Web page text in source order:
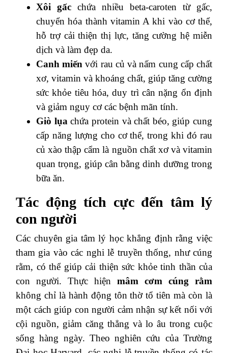
Xôi gấc chứa nhiều beta-caroten từ gấc,
chuyển hóa thành vitamin A khi vào cơ thể,
hỗ trợ cải thiện thị lực, tăng cường hệ miễn
dịch và làm đẹp da.
Canh miến với rau củ và nấm cung cấp chất
xơ, vitamin và khoáng chất, giúp tăng cường
sức khỏe tiêu hóa, duy trì cân nặng ổn định
và giảm nguy cơ các bệnh mãn tính.
Giò lụa chứa protein và chất béo, giúp cung
cấp năng lượng cho cơ thể, trong khi đó rau
củ xào thập cẩm là nguồn chất xơ và vitamin
quan trọng, giúp cân bằng dinh dưỡng trong
bữa ăn.
Tác động tích cực đến tâm lý
con người
Các chuyên gia tâm lý học khẳng định rằng việc
tham gia vào các nghi lễ truyền thống, như cúng
rằm, có thể giúp cải thiện sức khỏe tinh thần của
con người. Thực hiện mâm cơm cúng rằm
không chỉ là hành động tôn thờ tổ tiên mà còn là
một cách giúp con người cảm nhận sự kết nối với
cội nguồn, giảm căng thẳng và lo âu trong cuộc
sống hàng ngày. Theo nghiên cứu của Trường